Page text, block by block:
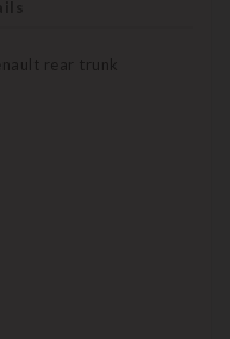
rear trunk